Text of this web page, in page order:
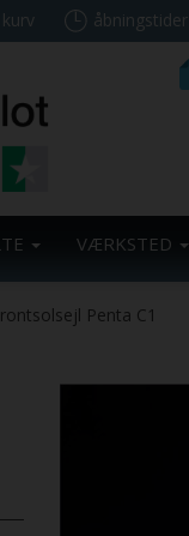
kurv åbningstider
VÆRKSTED
Penta C1